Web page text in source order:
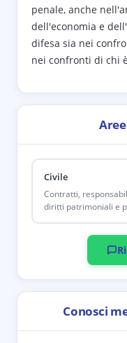
penale, anche
dell'economia e
difesa sia nei
nei confronti di chi
Civile
Contratti,
diritti patrimoniali e
Conosci